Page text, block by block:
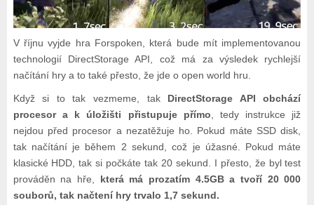
V říjnu vyjde hra Forspoken, která bude mít implementovanou
technologií DirectStorage API, což má za výsledek rychlejší
načítání hry a to také přesto, že jde o open world hru.
Když si to tak vezmeme, tak DirectStorage API obchází
procesor a k úložišti přistupuje přímo, tedy instrukce již
nejdou před procesor a nezatěžuje ho. Pokud máte SSD disk,
tak načítání je během 2 sekund, což je úžasné. Pokud máte
klasické HDD, tak si počkáte tak 20 sekund. I přesto, že byl test
prováděn na hře, která má prozatím 4.5GB a tvoří 20 000
souborů, tak načtení hry trvalo 1,7 sekund.